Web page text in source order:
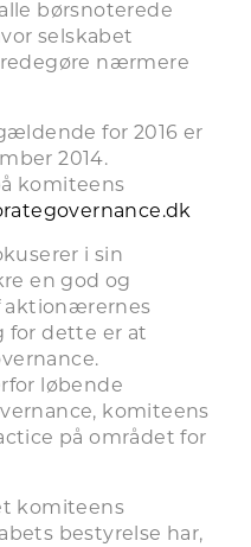
børsnoterede
selskabet
nærmere
for 2016 er
2014.
komiteens
i sin
en god og
aktionærernes
for dette er at
løbende
komiteens
på området for
komiteens
bestyrelse har,